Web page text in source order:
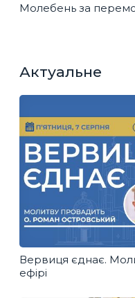
Молебень за
Актуальне
Вервиця єднає.
ефірі